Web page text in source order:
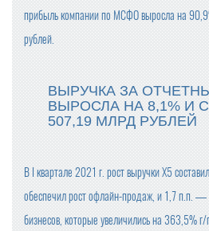
прибыль компании по МСФО выросла на
рублей.
ВЫРУЧКА ЗА
ВЫРОСЛА НА 8,1% И
507,19 МЛРД РУБЛЕЙ
В I квартале 2021 г. рост выручки X5
обеспечил рост офлайн-продаж, и 1,7 п.п.
бизнесов, которые увеличились на 363,5%